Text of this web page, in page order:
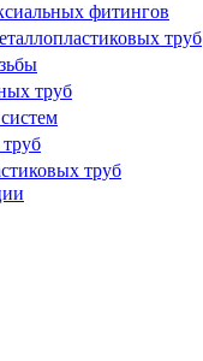
фитингов
труб
труб
труб